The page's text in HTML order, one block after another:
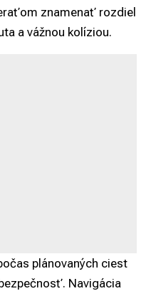
znamenať rozdiel
a vážnou kolíziou.
plánovaných ciest
Navigácia